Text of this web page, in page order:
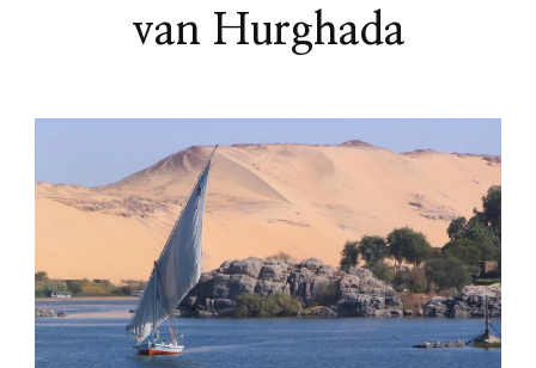
van Hurghada